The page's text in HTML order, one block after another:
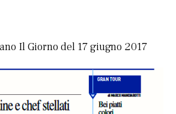
Il Giorno del 17 giugno 2017